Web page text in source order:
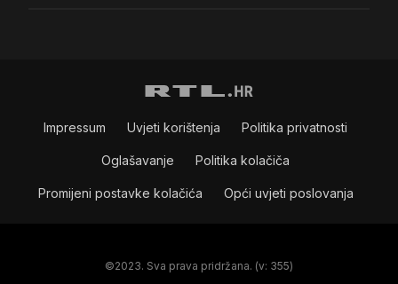
Impressum Uvjeti korištenja Politika privatnosti
Oglašavanje Politika kolačiča
Promijeni postavke kolačića Opći uvjeti poslovanja
©2023. Sva prava pridržana. (v: 355)